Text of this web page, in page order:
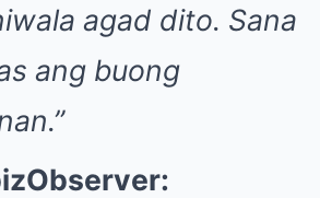
agad dito. Sana
ang buong